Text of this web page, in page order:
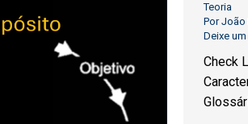
Teoria
PorJoão
Deixe
Check